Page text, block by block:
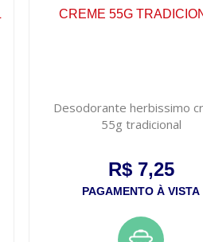
Desodorante herbissimo
55g tradicional
R$ 7,25
PAGAMENTO À VISTA